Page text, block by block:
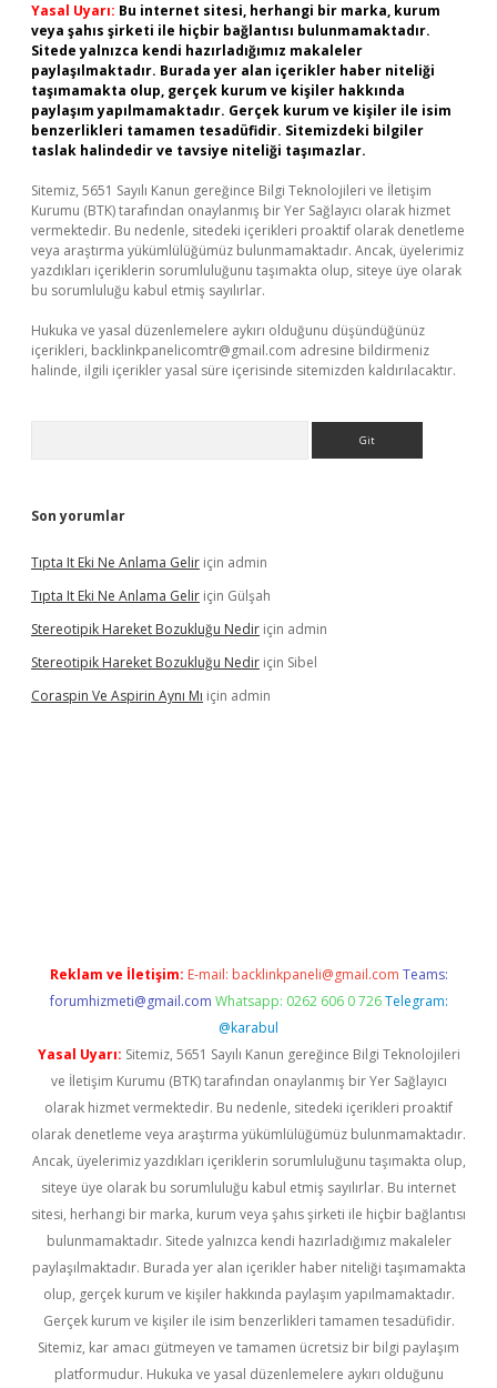
Yasal Uyarı: Bu internet sitesi, herhangi bir marka, kurum
veya şahıs şirketi ile hiçbir bağlantısı bulunmamaktadır.
Sitede yalnızca kendi hazırladığımız makaleler
paylaşılmaktadır. Burada yer alan içerikler haber niteliği
taşımamakta olup, gerçek kurum ve kişiler hakkında
paylaşım yapılmamaktadır. Gerçek kurum ve kişiler ile isim
benzerlikleri tamamen tesadüfidir. Sitemizdeki bilgiler
taslak halindedir ve tavsiye niteliği taşımazlar.
Sitemiz, 5651 Sayılı Kanun gereğince Bilgi Teknolojileri ve İletişim
Kurumu (BTK) tarafından onaylanmış bir Yer Sağlayıcı olarak hizmet
vermektedir. Bu nedenle, sitedeki içerikleri proaktif olarak denetleme
veya araştırma yükümlülüğümüz bulunmamaktadır. Ancak, üyelerimiz
yazdıkları içeriklerin sorumluluğunu taşımakta olup, siteye üye olarak
bu sorumluluğu kabul etmiş sayılırlar.
Hukuka ve yasal düzenlemelere aykırı olduğunu düşündüğünüz
içerikleri, backlinkpanelicomtr@gmail.com adresine bildirmeniz
halinde, ilgili içerikler yasal süre içerisinde sitemizden kaldırılacaktır.
Son yorumlar
Tıpta It Eki Ne Anlama Gelir için admin
Tıpta It Eki Ne Anlama Gelir için Gülşah
Stereotipik Hareket Bozukluğu Nedir için admin
Stereotipik Hareket Bozukluğu Nedir için Sibel
Coraspin Ve Aspirin Aynı Mı için admin
Reklam ve İletişim: E-mail: backlinkpaneli@gmail.com Teams:
forumhizmeti@gmail.com Whatsapp: 0262 606 0 726 Telegram:
@karabul
Yasal Uyarı: Sitemiz, 5651 Sayılı Kanun gereğince Bilgi Teknolojileri
ve İletişim Kurumu (BTK) tarafından onaylanmış bir Yer Sağlayıcı
olarak hizmet vermektedir. Bu nedenle, sitedeki içerikleri proaktif
olarak denetleme veya araştırma yükümlülüğümüz bulunmamaktadır.
Ancak, üyelerimiz yazdıkları içeriklerin sorumluluğunu taşımakta olup,
siteye üye olarak bu sorumluluğu kabul etmiş sayılırlar. Bu internet
sitesi, herhangi bir marka, kurum veya şahıs şirketi ile hiçbir bağlantısı
bulunmamaktadır. Sitede yalnızca kendi hazırladığımız makaleler
paylaşılmaktadır. Burada yer alan içerikler haber niteliği taşımamakta
olup, gerçek kurum ve kişiler hakkında paylaşım yapılmamaktadır.
Gerçek kurum ve kişiler ile isim benzerlikleri tamamen tesadüfidir.
Sitemiz, kar amacı gütmeyen ve tamamen ücretsiz bir bilgi paylaşım
platformudur. Hukuka ve yasal düzenlemelere aykırı olduğunu